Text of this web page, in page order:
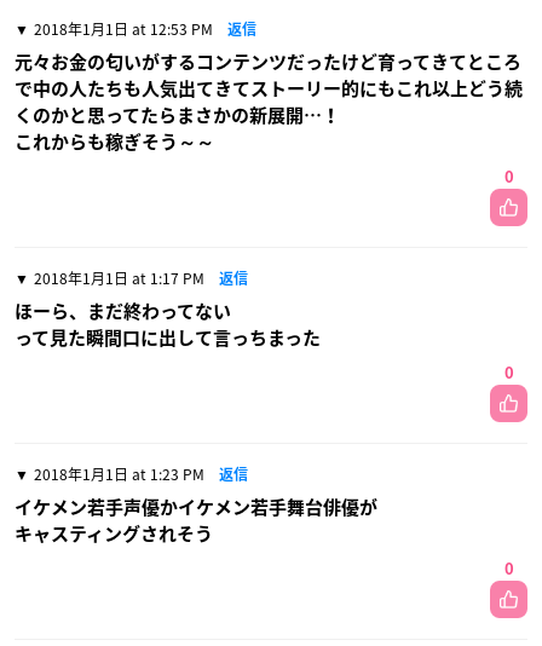
2018年1月1日 at 12:53 PM 返信
元々お金の匂いがするコンテンツだったけど育ってきてところ
で中の人たちも人気出てきてストーリー的にもこれ以上どう続
くのかと思ってたらまさかの新展開…！
これからも稼ぎそう～～
0
2018年1月1日 at 1:17 PM 返信
ほーら、まだ終わってない
って見た瞬間口に出して言っちまった
0
2018年1月1日 at 1:23 PM 返信
イケメン若手声優かイケメン若手舞台俳優が
キャスティングされそう
0